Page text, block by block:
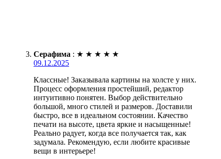
Серафима : ★ ★ ★ ★ ★
09.12.2025
Классные! Заказывала картины на холсте у них.
Процесс оформления простейший, редактор
интуитивно понятен. Выбор действительно
большой, много стилей и размеров. Доставили
быстро, все в идеальном состоянии. Качество
печати на высоте, цвета яркие и насыщенные!
Реально радует, когда все получается так, как
задумала. Рекомендую, если любите красивые
вещи в интерьере!